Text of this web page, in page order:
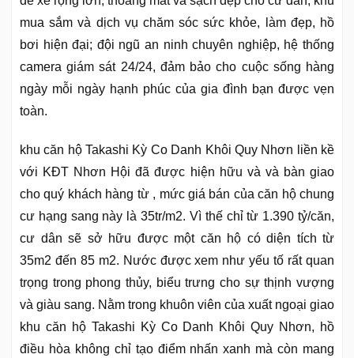
mua sắm và dịch vụ chăm sóc sức khỏe, làm đẹp, hồ
bơi hiện đại; đội ngũ an ninh chuyên nghiệp, hệ thống
camera giám sát 24/24, đảm bảo cho cuộc sống hàng
ngày mỗi ngày hạnh phúc của gia đình bạn được vẹn
toàn.
khu căn hộ Takashi Kỳ Co Danh Khôi Quy Nhơn liền kề
với KĐT Nhơn Hội đã được hiện hữu và và bàn giao
cho quý khách hàng từ , mức giá bán của căn hộ chung
cư hạng sang này là 35tr/m2. Vì thế chỉ từ 1.390 tỷ/căn,
cư dân sẽ sở hữu được một căn hộ có diện tích từ
35m2 đến 85 m2. Nước được xem như yếu tố rất quan
trọng trong phong thủy, biểu trưng cho sự thịnh vượng
và giàu sang. Nằm trong khuôn viên của xuất ngoại giao
khu căn hộ Takashi Kỳ Co Danh Khôi Quy Nhơn, hồ
điều hòa không chỉ tạo điểm nhấn xanh mà còn mang